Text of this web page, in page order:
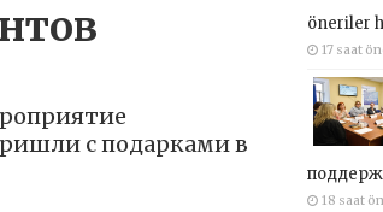
с подарками в
öneriler
17 saat
18 saat